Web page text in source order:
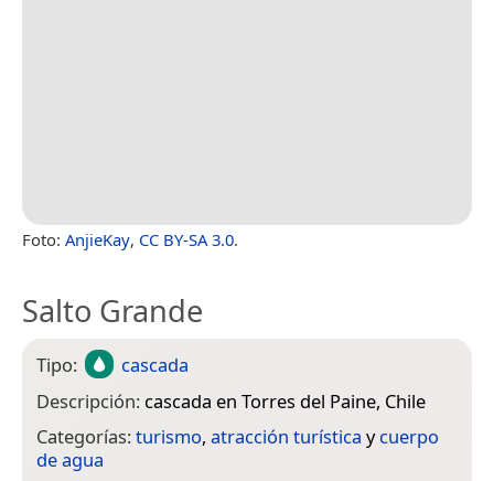
Foto: AnjieKay, CC BY-SA 3.0.
Salto Grande
Tipo:
cascada
Descripción: cascada en Torres del Paine, Chile
Categorías:turismo, atracción turística ycuerpo
de agua